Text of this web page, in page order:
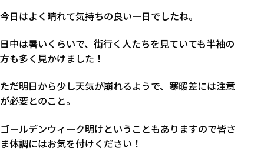
今日はよく晴れて気持ちの良い一日でしたね。
日中は暑いくらいで、街行く人たちを見ていても半袖の
方も多く見かけました！
ただ明日から少し天気が崩れるようで、寒暖差には注意
が必要とのこと。
ゴールデンウィーク明けということもありますので皆さ
ま体調にはお気を付けください！